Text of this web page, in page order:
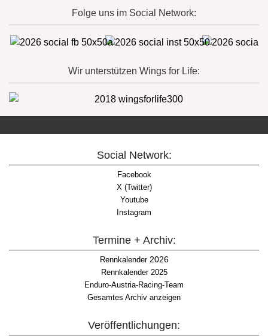
Folge uns im Social Network:
Wir unterstützen Wings for Life:
Social Network:
Facebook
X (Twitter)
Youtube
Instagram
Termine + Archiv:
Rennkalender2026
Rennkalender 2025
Enduro-Austria-Racing-Team
Gesamtes Archiv anzeigen
Veröffentlichungen: